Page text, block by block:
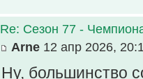
Re: Сезон 77 -
Arne 12 апр 2026,
Ну, большинство